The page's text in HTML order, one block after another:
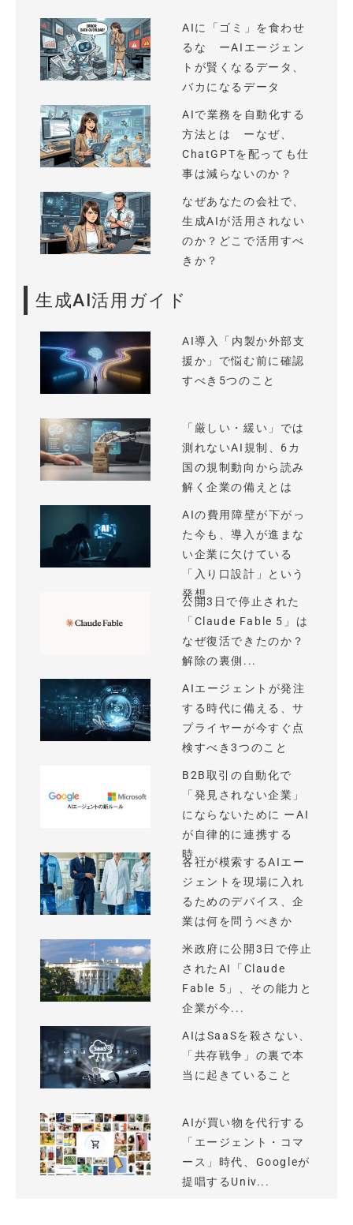
AIに「ゴミ」を食わせ
るな ーAIエージェン
トが賢くなるデータ、
バカになるデータ
AIで業務を自動化する
方法とは ーなぜ、
ChatGPTを配っても仕
事は減らないのか？
なぜあなたの会社で、
生成AIが活用されない
のか？どこで活用すべ
きか？
生成AI活用ガイド
AI導入「内製か外部支
援か」で悩む前に確認
すべき5つのこと
「厳しい・緩い」では
測れないAI規制、6カ
国の規制動向から読み
解く企業の備えとは
AIの費用障壁が下がっ
た今も、導入が進まな
い企業に欠けている
「入り口設計」という
発想
公開3日で停止された
「Claude Fable 5」は
なぜ復活できたのか？
解除の裏側...
AIエージェントが発注
する時代に備える、サ
プライヤーが今すぐ点
検すべき3つのこと
B2B取引の自動化で
「発見されない企業」
にならないために ーAI
が自律的に連携する
時...
各社が模索するAIエー
ジェントを現場に入れ
るためのデバイス、企
業は何を問うべきか
米政府に公開3日で停止
されたAI「Claude
Fable 5」、その能力と
企業が今...
AIはSaaSを殺さない、
「共存戦争」の裏で本
当に起きていること
AIが買い物を代行する
「エージェント・コマ
ース」時代、Googleが
提唱するUniv...